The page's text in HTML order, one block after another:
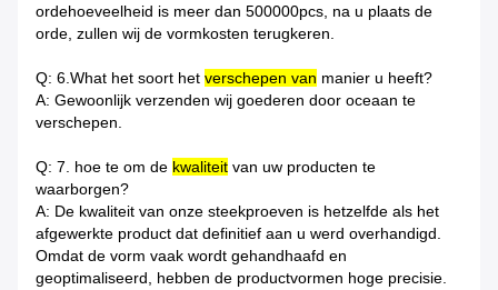
ordehoeveelheid is meer dan 500000pcs, na u plaats de
orde, zullen wij de vormkosten terugkeren.
Q: 6.What het soort het verschepen van manier u heeft?
A: Gewoonlijk verzenden wij goederen door oceaan te
verschepen.
Q: 7. hoe te om de kwaliteit van uw producten te
waarborgen?
A: De kwaliteit van onze steekproeven is hetzelfde als het
afgewerkte product dat definitief aan u werd overhandigd.
Omdat de vorm vaak wordt gehandhaafd en
geoptimaliseerd, hebben de productvormen hoge precisie.